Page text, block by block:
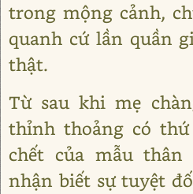
trong mộng cảnh,
quanh cứ lần quần
thật.
Từ sau khi mẹ
thỉnh thoảng có thứ
chết của mẫu thân
nhận biết sự tuyệt